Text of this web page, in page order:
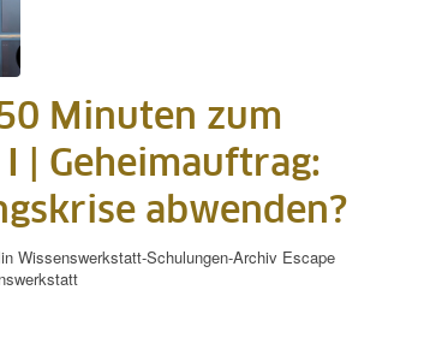
Minuten zum
| Geheimauftrag:
abwenden?
Wissenswerkstatt-Schulungen-Archiv Escape